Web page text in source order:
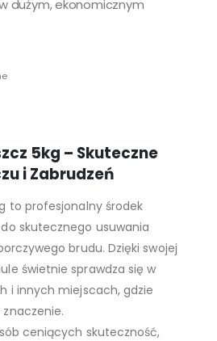
dużym, ekonomicznym
5kg – Skuteczne
i Zabrudzeń
to profesjonalny środek
skutecznego usuwania
brudu. Dzięki swojej
świetnie sprawdza się w
i innych miejscach, gdzie
ceniących skuteczność,